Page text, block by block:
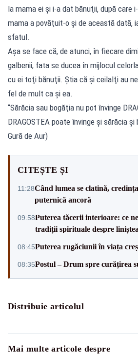
la mama ei şi i-a dat bănuţii, după care
mama a povăţuit-o şi de această dată,
sfatul.
Aşa se face că, de atunci, în fiecare
galbenii, fata se ducea în mijlocul
cu ei toţi bănuţii. Ştia că şi ceilalţi au
fel de mult ca şi ea.
“Sărăcia sau bogăţia nu pot învinge
DRAGOSTEA poate învinge şi sărăcia
Gură de Aur)
CITEȘTE ȘI
11:28Când lumea se clatină,
puternică ancoră
09:58Puterea tăcerii interioare: ce
tradiții spirituale despre
08:45Puterea rugăciunii în viața
08:35Postul – Drum spre curățirea
Distribuie articolul
Mai multe articole despre